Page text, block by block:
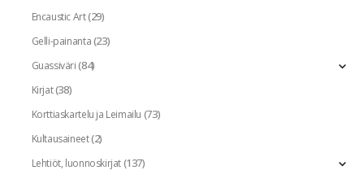
Encaustic Art(29)
Gelli-painanta(23)
Guassiväri(84)
Kirjat(38)
Korttiaskartelu ja Leimailu (73)
Kultausaineet(2)
Lehtiöt, luonnoskirjat(137)